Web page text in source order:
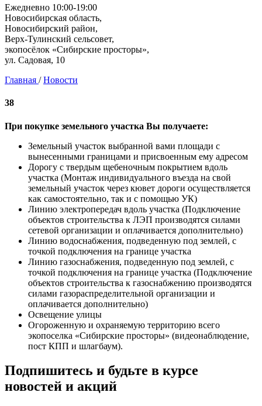
Ежедневно 10:00-19:00
Новосибирская область,
Новосибирский район,
Верх-Тулинский сельсовет,
экопосёлок «Сибирские просторы»,
ул. Садовая, 10
Главная / Новости
38
При покупке земельного участка Вы получаете:
Земельный участок выбранной вами площади с
вынесенными границами и присвоенным ему адресом
Дорогу с твердым щебеночным покрытием вдоль
участка (Монтаж индивидуального въезда на свой
земельный участок через кювет дороги осуществляется
как самостоятельно, так и с помощью УК)
Линию электропередач вдоль участка (Подключение
объектов строительства к ЛЭП производятся силами
сетевой организации и оплачивается дополнительно)
Линию водоснабжения, подведенную под землей, с
точкой подключения на границе участка
Линию газоснабжения, подведенную под землей, с
точкой подключения на границе участка (Подключение
объектов строительства к газоснабжению производятся
силами газораспределительной организации и
оплачивается дополнительно)
Освещение улицы
Огороженную и охраняемую территорию всего
экопоселка «Сибирские просторы» (видеонаблюдение,
пост КПП и шлагбаум).
Подпишитесь и будьте в курсе
новостей и акций